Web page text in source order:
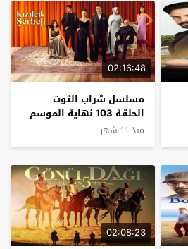
02:16:48
مسلسل شراب التوت
الحلقة 103 نهاية الموسم
منذ 11 شهر
02:08:23